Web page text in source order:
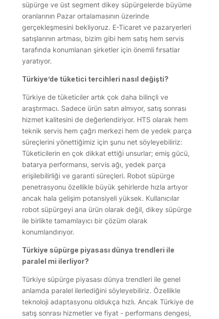
süpürge ve üst segment dikey süpürgelerde büyüme
oranlarının Pazar ortalamasının üzerinde
gerçekleşmesini bekliyoruz. E-Ticaret ve pazaryerleri
satışlarının artması, bizim gibi hem satış hem servis
tarafında konumlanan şirketler için önemli fırsatlar
yaratıyor.
Türkiye’de tüketici tercihleri nasıl değişti?
Türkiye de tüketiciler artık çok daha bilinçli ve
araştırmacı. Sadece ürün satın almıyor, satış sonrası
hizmet kalitesini de değerlendiriyor. HTS olarak hem
teknik servis hem çağrı merkezi hem de yedek parça
süreçlerini yönettiğimiz için şunu net söyleyebiliriz:
Tüketicilerin en çok dikkat ettiği unsurlar; emiş gücü,
batarya performansı, servis ağı, yedek parça
erişilebilirliği ve garanti süreçleri. Robot süpürge
penetrasyonu özellikle büyük şehirlerde hızla artıyor
ancak hala gelişim potansiyeli yüksek. Kullanıcılar
robot süpürgeyi ana ürün olarak değil, dikey süpürge
ile birlikte tamamlayıcı bir çözüm olarak
konumlandırıyor.
Türkiye süpürge piyasası dünya trendleri ile
paralel mi ilerliyor?
Türkiye süpürge piyasası dünya trendleri ile genel
anlamda paralel ilerlediğini söyleyebiliriz. Özellikle
teknoloji adaptasyonu oldukça hızlı. Ancak Türkiye de
satış sonrası hizmetler ve fiyat - performans dengesi,